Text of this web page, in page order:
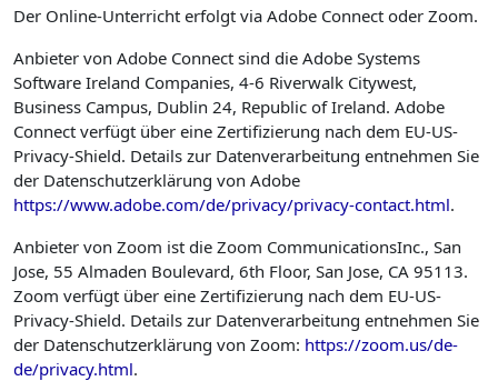
Der Online-Unterricht erfolgt via Adobe Connect oder Zoom.
Anbieter von Adobe Connect sind die Adobe Systems
Software Ireland Companies, 4-6 Riverwalk Citywest,
Business Campus, Dublin 24, Republic of Ireland. Adobe
Connect verfügt über eine Zertifizierung nach dem EU-US-
Privacy-Shield. Details zur Datenverarbeitung entnehmen Sie
der Datenschutzerklärung von Adobe
https://www.adobe.com/de/privacy/privacy-contact.html.
Anbieter von Zoom ist die Zoom CommunicationsInc., San
Jose, 55 Almaden Boulevard, 6th Floor, San Jose, CA 95113.
Zoom verfügt über eine Zertifizierung nach dem EU-US-
Privacy-Shield. Details zur Datenverarbeitung entnehmen Sie
der Datenschutzerklärung von Zoom: https://zoom.us/de-
de/privacy.html.